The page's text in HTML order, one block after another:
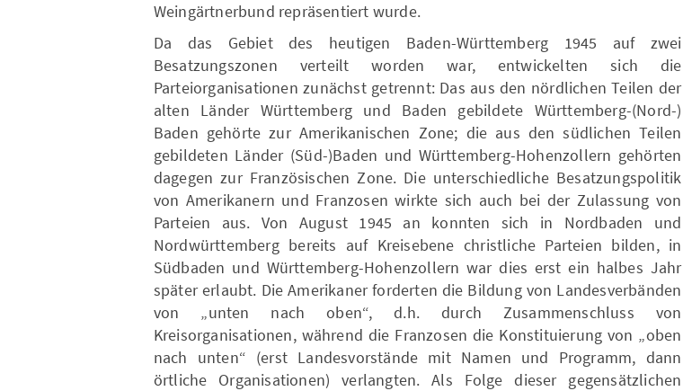
Weingärtnerbund repräsentiert wurde.
Da das Gebiet des heutigen Baden-Württemberg 1945 auf zwei
Besatzungszonen verteilt worden war, entwickelten sich die
Parteiorganisationen zunächst getrennt: Das aus den nördlichen Teilen der
alten Länder Württemberg und Baden gebildete Württemberg-(Nord-)
Baden gehörte zur Amerikanischen Zone; die aus den südlichen Teilen
gebildeten Länder (Süd-)Baden und Württemberg-Hohenzollern gehörten
dagegen zur Französischen Zone. Die unterschiedliche Besatzungspolitik
von Amerikanern und Franzosen wirkte sich auch bei der Zulassung von
Parteien aus. Von August 1945 an konnten sich in Nordbaden und
Nordwürttemberg bereits auf Kreisebene christliche Parteien bilden, in
Südbaden und Württemberg-Hohenzollern war dies erst ein halbes Jahr
später erlaubt. Die Amerikaner forderten die Bildung von Landesverbänden
von „unten nach oben“, d.h. durch Zusammenschluss von
Kreisorganisationen, während die Franzosen die Konstituierung von „oben
nach unten“ (erst Landesvorstände mit Namen und Programm, dann
örtliche Organisationen) verlangten. Als Folge dieser gegensätzlichen